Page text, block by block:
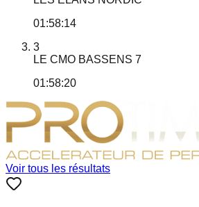
01:58:14
3
LE CMO BASSENS 7
01:58:20
Voir tous les résultats